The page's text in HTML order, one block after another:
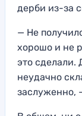
дерби из-за
— Не
хорошо и не
это сделали.
неудачно
заслуженно,